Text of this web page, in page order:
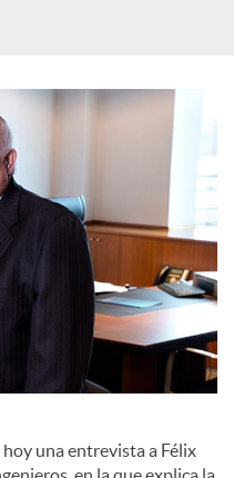
una entrevista a Félix